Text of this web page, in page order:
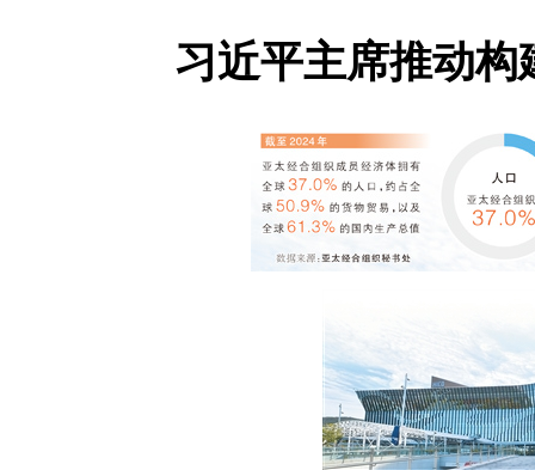
习近平主席推动